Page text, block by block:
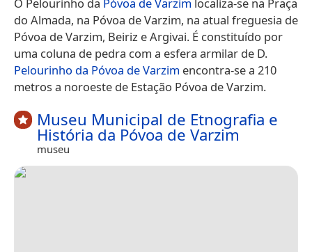
do Almada, na Póvoa de Varzim, na atual freguesia de
Póvoa de Varzim, Beiriz e Argivai. É constituído por
uma coluna de pedra com a esfera armilar de D.
Pelourinho da Póvoa de Varzim encontra-se a 210
metros a noroeste de Estação Póvoa de Varzim.
Museu Municipal de Etnografia e
História da Póvoa de Varzim
museu